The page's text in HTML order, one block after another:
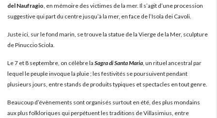
del Naufragio, en mémoire des victimes de la mer. Il s’agit d’une procession
suggestive qui part du centre jusqu’à la mer, en face de l’Isola dei Cavoli.
Juste ici, sur le fond marin, se trouve la statue de la Vierge de la Mer, sculpture
de Pinuccio Sciola.
Le 7 et 8 septembre, on célèbre la Sagra di Santa Maria, un rituel ancestral par
lequel le peuple invoque la pluie ; les festivités se poursuivent pendant
plusieurs jours, entre stands de produits typiques et spectacles en tout genre.
Beaucoup d’évènements sont organisés surtout en été, des plus mondains
aux plus folkloriques qui perpétuent les traditions de Villasimius, entre